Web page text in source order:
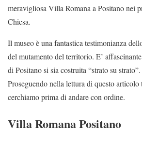
meravigliosa Villa Romana a Positano nei
Chiesa.
Il museo è una fantastica testimonianza
del mutamento del territorio. E’
di Positano si sia costruita “strato su
Proseguendo nella lettura di questo
cerchiamo prima di andare con ordine.
Villa Romana Positano